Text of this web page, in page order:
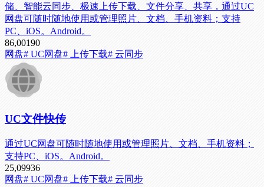
储、智能云同步、极速上传下载、文件分享、共享，通过UC
网盘可随时随地使用或管理照片、文档、手机资料；支持
PC、iOS。Android。
86,00190
网盘# UC网盘# 上传下载# 云同步
UC文件快传
通过UC网盘可随时随地使用或管理照片、文档、手机资料；
支持PC、iOS。Android。
25,09936
网盘# UC网盘# 上传下载# 云同步